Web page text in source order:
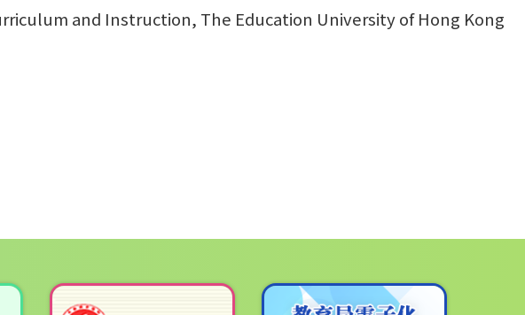
and Instruction, The Education University of Hong Kong